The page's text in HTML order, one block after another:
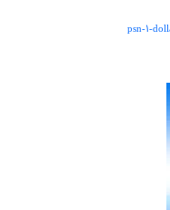
psn-1-